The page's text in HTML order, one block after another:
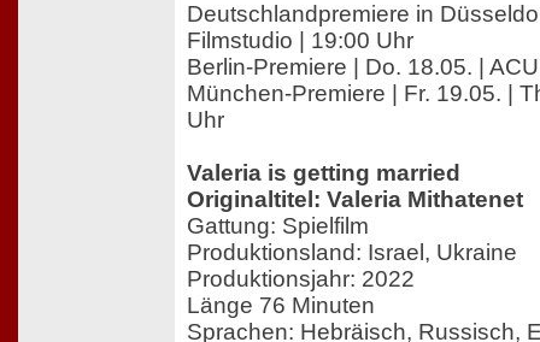
Deutschlandpremiere in
Filmstudio | 19:00 Uhr
Berlin-Premiere | Do. 18.05. |
München-Premiere | Fr. 19.05. |
Uhr
Valeria is getting married
Originaltitel: Valeria Mithatenet
Gattung: Spielfilm
Produktionsland: Israel, Ukraine
Produktionsjahr: 2022
Länge 76 Minuten
Sprachen: Hebräisch, Russisch,